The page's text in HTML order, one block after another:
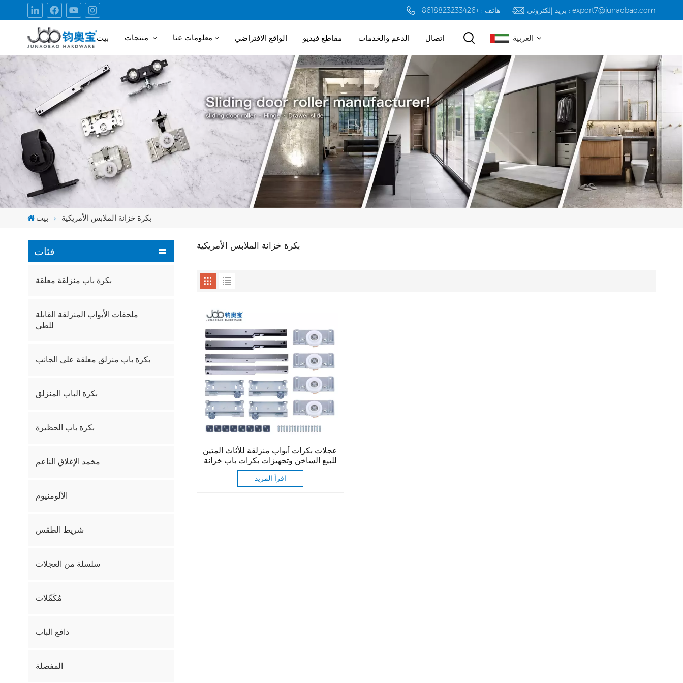
هاتف : +8618823233426 بريد إلكتروني : export7@junaobao.com
بيت معلومات عنا الواقع الافتراضي مقاطع فيديو الدعم والخدمات اتصال العربية
English
русский
español
بيت بكرة خزانة الملابس الأمريكية
فئات
بكرة باب منزلقة معلقة
ملحقات الأبواب المنزلقة القابلة
للطي
بكرة باب منزلق معلقة على الجانب
بكرة الباب المنزلق
بكرة باب الحظيرة
مخمد الإغلاق الناعم
الألومنيوم
شريط الطقس
سلسلة من العجلات
مُكَمِّلات
دافع الباب
المفصلة
بكرة خزانة الملابس الأمريكية
عجلات بكرات أبواب منزلقة للأثاث المتين
للبيع الساخن وتجهيزات بكرات باب خزانة
الملابس
اقرأ المزيد